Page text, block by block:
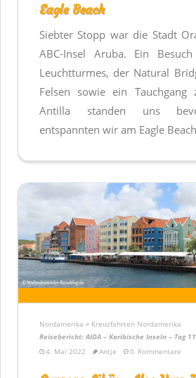
Eagle Beach
Siebter Stopp war die Stadt
ABC-Insel Aruba. Ein
Leuchtturmes, der Natural
Felsen sowie ein
Antilla standen uns
entspannten wir am Eagle
Nordamerika » Kreuzfahrten Nordamerika
Reisebericht: AIDA – Karibische Inseln – Tag 11
4. Mai 2022
Antje 0 Kommentare